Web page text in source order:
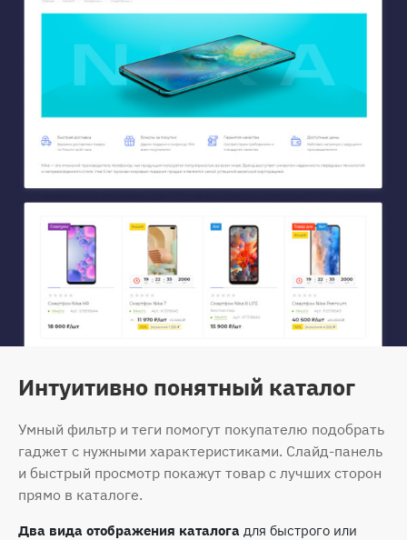
Интуитивно понятный каталог
Умный фильтр и теги помогут покупателю подобрать
гаджет с нужными характеристиками. Слайд-панель
и быстрый просмотр покажут товар с лучших сторон
прямо в каталоге.
Два вида отображения каталога для быстрого или